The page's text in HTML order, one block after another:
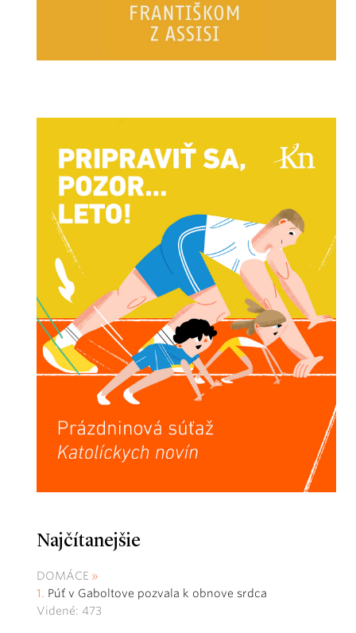
Najčítanejšie
DOMÁCE
Púť v Gaboltove pozvala k obnove srdca
Videné: 473